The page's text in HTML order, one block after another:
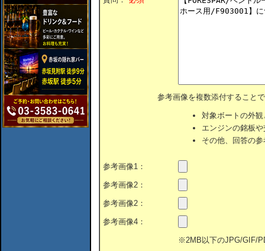
参考画像を複数添付すること
対象ボートの外
エンジンの銘板
その他、回答の
参考画像1：
参考画像2：
参考画像2：
参考画像4：
※2MB以下のJPG/GIF/